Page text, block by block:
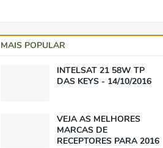
MAIS POPULAR
INTELSAT 21 58W TP
DAS KEYS - 14/10/2016
VEJA AS MELHORES
MARCAS DE
RECEPTORES PARA 2016